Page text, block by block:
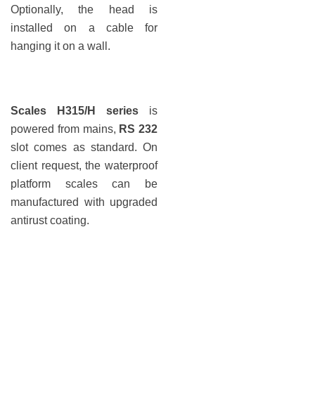
Optionally, the head is
installed on a cable for
hanging it on a wall.
Scales H315/H series is
powered from mains, RS 232
slot comes as standard. On
client request, the waterproof
platform scales can be
manufactured with upgraded
antirust coating.